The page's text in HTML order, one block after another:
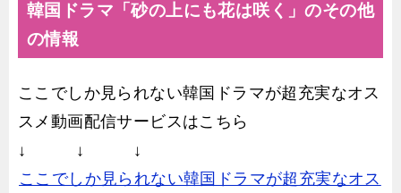
韓国ドラマ「砂の上にも花は咲く」のその他
の情報
ここでしか見られない韓国ドラマが超充実なオス
スメ動画配信サービスはこちら
↓ ↓ ↓
ここでしか見られない韓国ドラマが超充実なオス